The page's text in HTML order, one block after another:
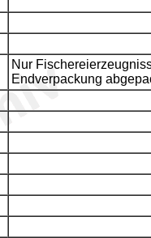
Nur
Endverpackung